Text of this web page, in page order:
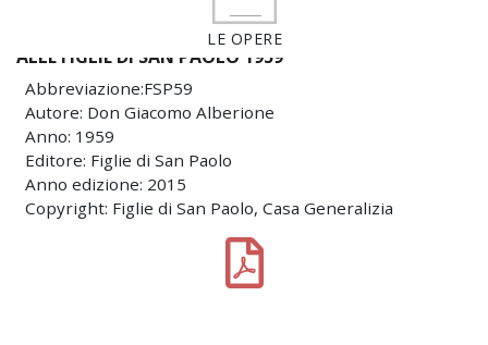
LE OPERE
ALLE FIGLIE DI SAN PAOLO 1959
Abbreviazione:FSP59
Autore: Don Giacomo Alberione
Anno: 1959
Editore: Figlie di San Paolo
Anno edizione: 2015
Copyright: Figlie di San Paolo, Casa Generalizia